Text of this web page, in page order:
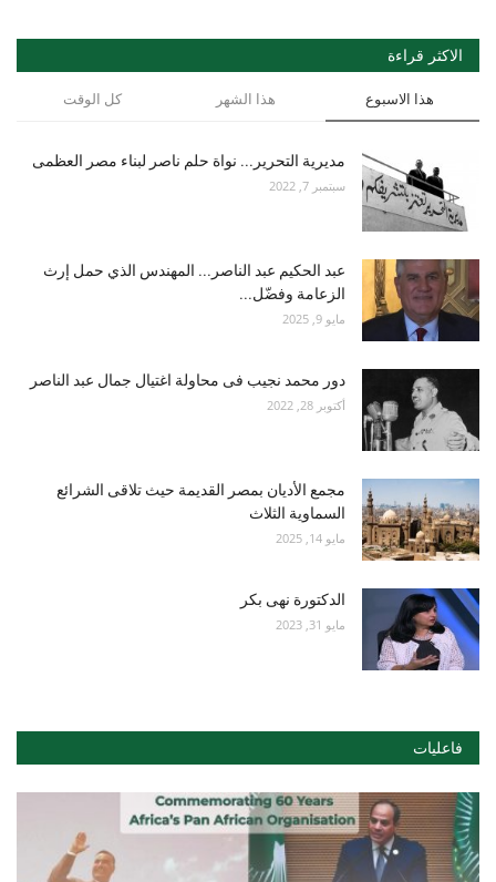
الاكثر قراءة
هذا الاسبوع هذا الشهر كل الوقت
مديرية التحرير... نواة حلم ناصر لبناء مصر العظمى
سبتمبر 7, 2022
عبد الحكيم عبد الناصر... المهندس الذي حمل إرث
الزعامة وفضّل...
مايو 9, 2025
دور محمد نجيب فى محاولة اغتيال جمال عبد الناصر
أكتوبر 28, 2022
مجمع الأديان بمصر القديمة حيث تلاقى الشرائع
السماوية الثلاث
مايو 14, 2025
الدكتورة نهى بكر
مايو 31, 2023
فاعليات